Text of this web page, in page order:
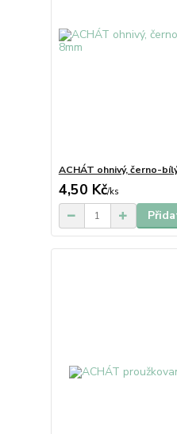
ACHÁT ohnivý, černo-
4,50 Kč/ks